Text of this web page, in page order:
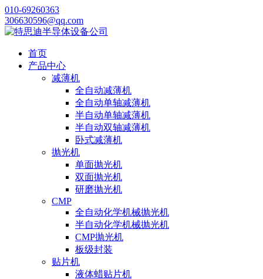
010-69260363
306630596@qq.com
首页
产品中心
减薄机
全自动减薄机
全自动单轴减薄机
半自动单轴减薄机
半自动双轴减薄机
卧式减薄机
抛光机
单面抛光机
双面抛光机
研磨抛光机
CMP
全自动化学机械抛光机
半自动化学机械抛光机
CMP抛光机
板级封装
贴片机
液体蜡贴片机